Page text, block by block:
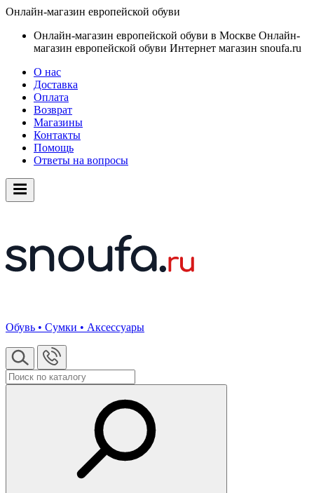
Онлайн-магазин европейской обуви
Онлайн-магазин европейской обуви в Москве Онлайн-
магазин европейской обуви Интернет магазин snoufa.ru
О нас
Доставка
Оплата
Возврат
Магазины
Контакты
Помощь
Ответы на вопросы
Обувь • Сумки • Аксессуары